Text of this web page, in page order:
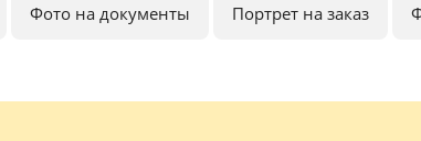
Фото на документы Портрет на заказ